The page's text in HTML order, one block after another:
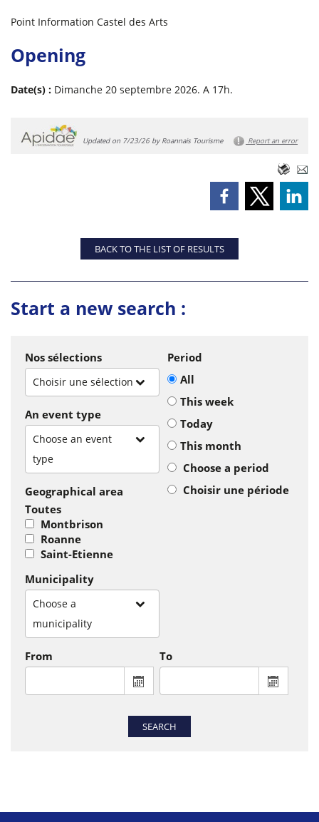
Point Information Castel des Arts
Opening
Date(s) : Dimanche 20 septembre 2026. A 17h.
Updated on 7/23/26 by Roannais Tourisme Report an error
BACK TO THE LIST OF RESULTS
Start a new search :
Nos sélections
Choisir une sélection
An event type
Choose an event
type
Geographical area
Toutes
Montbrison
Roanne
Saint-Etienne
Municipality
Choose a
municipality
Period
All
This week
Today
This month
Choose a period
Choisir une période
From
From : display the calendar to
To
To :
SEARCH